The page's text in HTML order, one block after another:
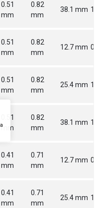
0.51
mm
0.82
mm
38.1 mm
0.51
mm
0.82
mm
12.7 mm
0.51
mm
0.82
mm
25.4 mm 1
0.51
mm
0.82
mm
38.1 mm
0.41
mm
0.71
mm
12.7 mm
0.41
mm
0.71
mm
25.4 mm 1